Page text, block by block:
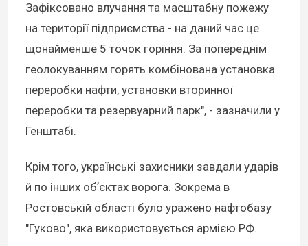
Зафіксовано влучання та масштабну пожежу
на території підприємства - на даний час це
щонайменше 5 точок горіння. За попереднім
геолокуванням горять комбінована установка
переробки нафти, установки вторинної
переробки та резервуарний парк", - зазначили у
Генштабі.
Крім того, українські захисники завдали ударів
й по інших обʼєктах ворога. Зокрема в
Ростовській області було уражено нафтобазу
"Гуково", яка використовується армією РФ.